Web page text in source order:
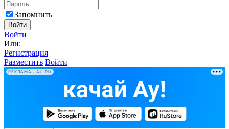
Запомнить
Войти
Войти
Или:
Регистрация
Разместить Войти
РЕКЛАМА • AU.RU